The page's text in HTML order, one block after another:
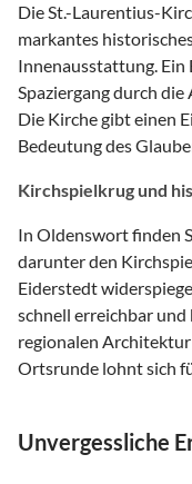
Die St.-Laurentius-
markantes
Innenausstattung. Ein
Spaziergang durch
Die Kirche gibt einen
Bedeutung des
Kirchspielkrug und
In Oldenswort finden
darunter den
Eiderstedt
schnell erreichbar
regionalen
Ortsrunde lohnt sich
Unvergessliche